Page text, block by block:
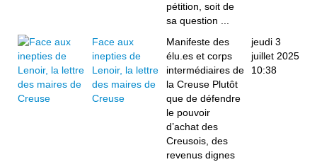
pétition, soit de
sa question ...
Face aux
inepties de
Lenoir, la lettre
des maires de
Creuse
Manifeste des
élu.es et corps
intermédiaires de
la Creuse Plutôt
que de défendre
le pouvoir
d’achat des
Creusois, des
revenus dignes
jeudi 3
juillet 2025
10:38